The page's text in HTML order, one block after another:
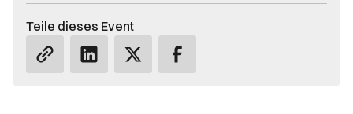
Teile dieses Event